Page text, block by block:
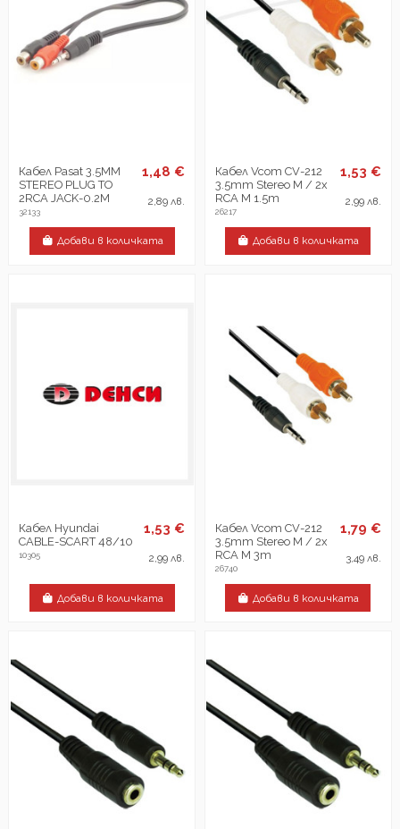
Кабел Pasat 3.5MM
STEREO PLUG TO
2RCA JACK-0.2М
32133
1,48 €
2,89 лв.
Добави в количката
Кабел Vcom CV-212
3.5mm Stereo M / 2x
RCA M 1.5m
26217
1,53 €
2,99 лв.
Добави в количката
Кабел Hyundai
CABLE-SCART 48/10
10305
1,53 €
2,99 лв.
Добави в количката
Кабел Vcom CV-212
3.5mm Stereo M / 2x
RCA M 3m
26740
1,79 €
3,49 лв.
Добави в количката